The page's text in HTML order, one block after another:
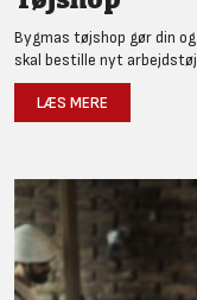
Bygmas tøjshop gør din
skal bestille nyt arbejdstøj
LÆS MERE